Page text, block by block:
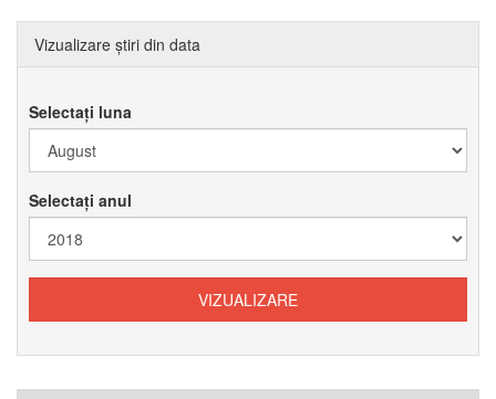
Vizualizare știri din data
Selectați luna
Selectați anul